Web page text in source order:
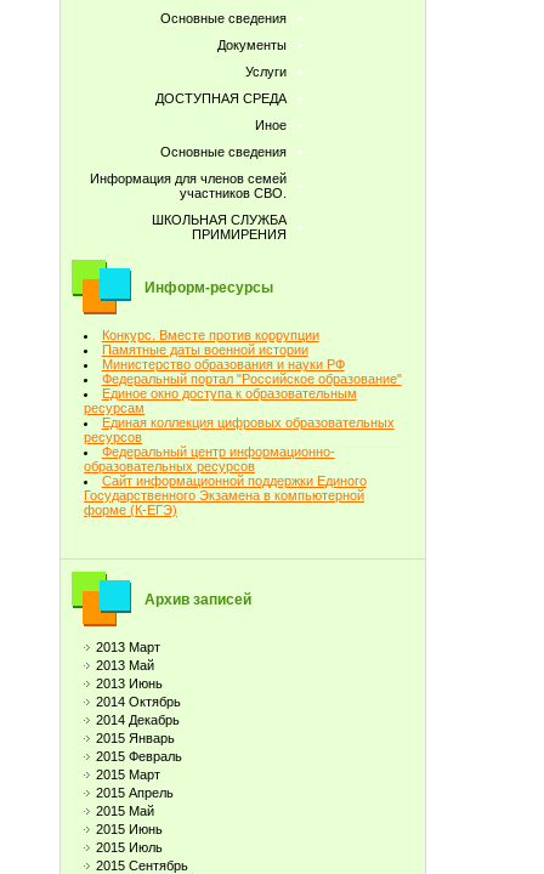
Основные сведения
Документы
Услуги
ДОСТУПНАЯ СРЕДА
Иное
Основные сведения
Информация для членов семей
участников СВО.
ШКОЛЬНАЯ СЛУЖБА
ПРИМИРЕНИЯ
Информ-ресурсы
Конкурс. Вместе против коррупции
Памятные даты военной истории
Министерство образования и науки РФ
Федеральный портал "Российское образование"
Единое окно доступа к образовательным
ресурсам
Единая коллекция цифровых образовательных
ресурсов
Федеральный центр информационно-
образовательных ресурсов
Сайт информационной поддержки Единого
Государственного Экзамена в компьютерной
форме (К-ЕГЭ)
Архив записей
2013 Март
2013 Май
2013 Июнь
2014 Октябрь
2014 Декабрь
2015 Январь
2015 Февраль
2015 Март
2015 Апрель
2015 Май
2015 Июнь
2015 Июль
2015 Сентябрь